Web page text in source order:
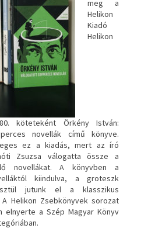
meg a
Helikon
Kiadó
Helikon
köteteként Örkény István:
novellák című könyve.
ez a kiadás, mert az író
Zsuzsa válogatta össze a
novellákat. A könyvben a
kiindulva, a groteszk
jutunk el a klasszikus
Helikon Zsebkönyvek sorozat
elnyerte a Szép Magyar Könyv